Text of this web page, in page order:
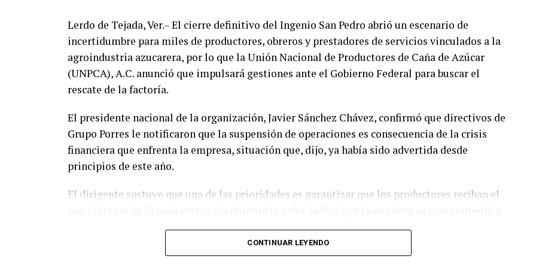
Lerdo de Tejada, Ver.– El cierre definitivo del Ingenio San Pedro abrió un escenario de
incertidumbre para miles de productores, obreros y prestadores de servicios vinculados a la
agroindustria azucarera, por lo que la Unión Nacional de Productores de Caña de Azúcar
(UNPCA), A.C. anunció que impulsará gestiones ante el Gobierno Federal para buscar el
rescate de la factoría.
El presidente nacional de la organización, Javier Sánchez Chávez, confirmó que directivos de
Grupo Porres le notificaron que la suspensión de operaciones es consecuencia de la crisis
financiera que enfrenta la empresa, situación que, dijo, ya había sido advertida desde
principios de este año.
El dirigente sostuvo que una de las prioridades es garantizar que los productores reciban el
cubrir los adeudos conforme a la ley y a los acuerdos establecidos al concluir la molienda.
El Ingenio San Pedro abastecía entre 17 mil y 18 mil hectáreas de cultivo y concentraba la
CONTINUAR LEYENDO